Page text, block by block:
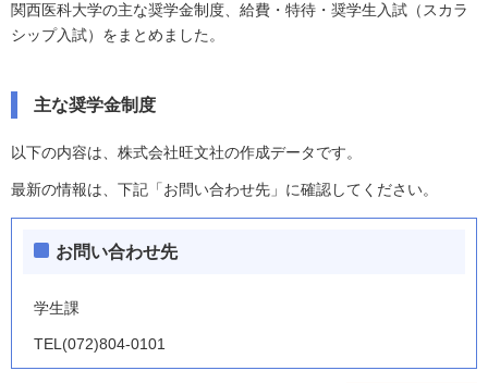
関西医科大学の主な奨学金制度、給費・特待・奨学生入試（スカラ
シップ入試）をまとめました。
主な奨学金制度
以下の内容は、株式会社旺文社の作成データです。
最新の情報は、下記「お問い合わせ先」に確認してください。
お問い合わせ先
学生課
TEL(072)804-0101